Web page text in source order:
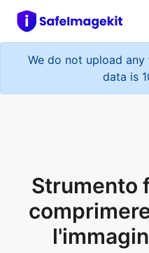
We do not upload any
data is
Miglior compressore